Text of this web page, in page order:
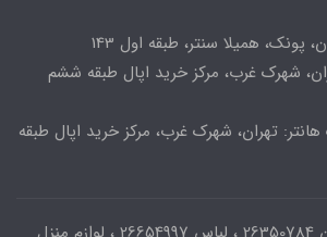
شهرک غرب، مرکز خرید اپال طبقه ششم
تهران، شهرک غرب، مرکز خرید اپال طبقه